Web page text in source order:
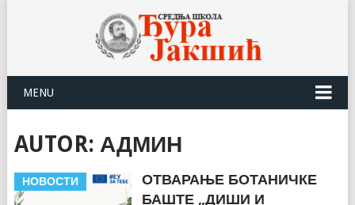
MENU
AUTOR: АДМИН
НОВОСТИ
ОТВАРАЊЕ БОТАНИЧКЕ
БАШТЕ „ДИШИ И